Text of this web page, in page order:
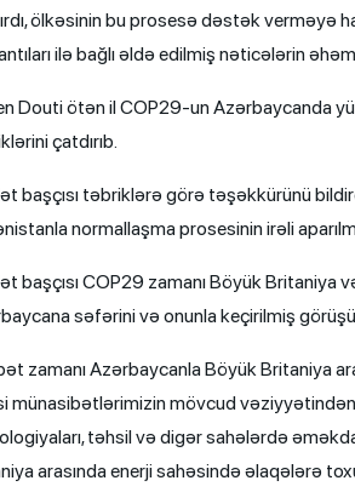
ölkəsinin bu prosesə dəstək verməyə
ilə bağlı əldə edilmiş nəticələrin
Douti ötən il COP29-un Azərbaycanda
çatdırıb.
başçısı təbriklərə görə təşəkkürünü
normallaşma prosesinin irəli
başçısı COP29 zamanı Böyük Britaniya
səfərini və onunla keçirilmiş
zamanı Azərbaycanla Böyük Britaniya
münasibətlərimizin mövcud
təhsil və digər sahələrdə
arasında enerji sahəsində əlaqələrə